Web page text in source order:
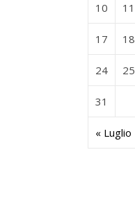
« Luglio
10 11
17 18
24 25
31